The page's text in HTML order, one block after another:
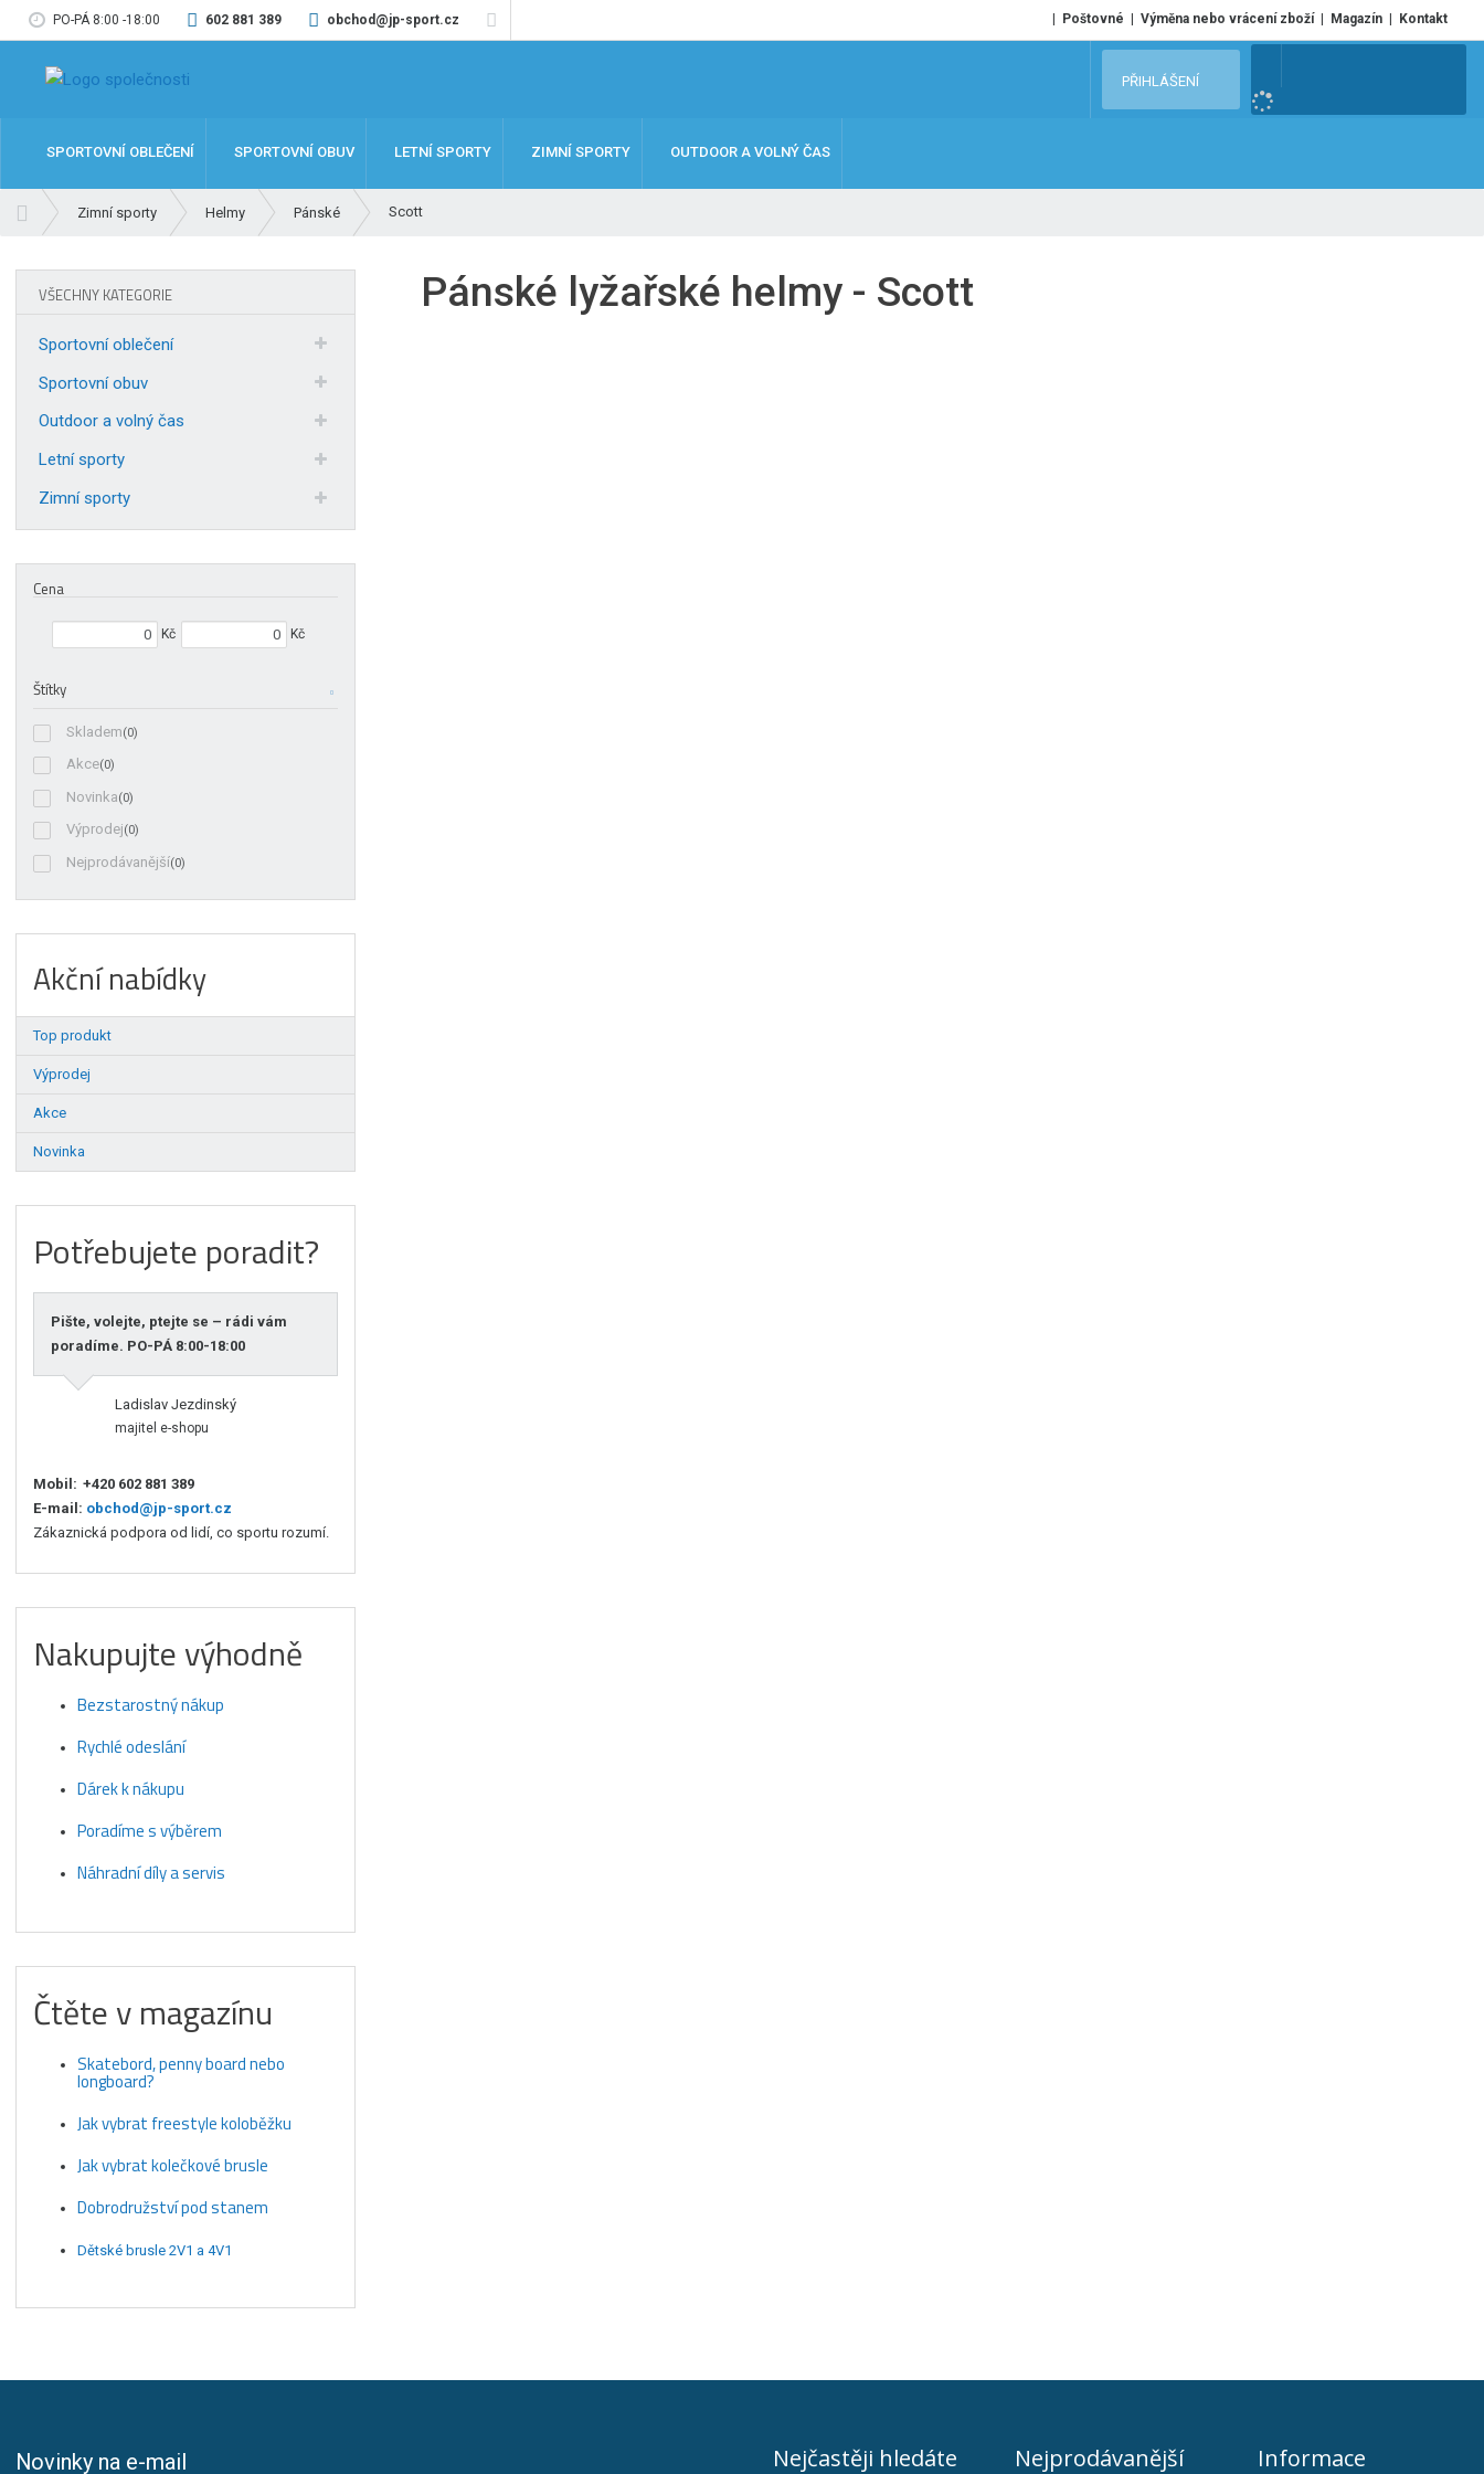
PO-PÁ 8:00 -18:00 602 881 389 obchod@jp-sport.cz Poštovné Výměna nebo vrácení zboží Magazín Kontakt
e
PŘIHLÁŠENÍ
SPORTOVNÍ OBLEČENÍ SPORTOVNÍ OBUV LETNÍ SPORTY ZIMNÍ SPORTY OUTDOOR A VOLNÝ ČAS
Zimní sporty Helmy Pánské Scott
Pánské lyžařské helmy - Scott
VŠECHNY KATEGORIE
Sportovní oblečení
Sportovní obuv
Outdoor a volný čas
Letní sporty
Zimní sporty
Cena
Kč Kč
Štítky
Skladem(0)
Akce(0)
Novinka(0)
Výprodej(0)
Nejprodávanější(0)
Akční nabídky
Top produkt
Výprodej
Akce
Novinka
Potřebujete poradit?
Pište, volejte, ptejte se – rádi vám
poradíme. PO-PÁ 8:00-18:00
Ladislav Jezdinský
majitel e-shopu
Mobil: +420 602 881 389
E-mail: obchod@jp-sport.cz
Zákaznická podpora od lidí, co sportu rozumí.
Nakupujte výhodně
Bezstarostný nákup
Rychlé odeslání
Dárek k nákupu
Poradíme s výběrem
Náhradní díly a servis
Čtěte v magazínu
Skatebord, penny board nebo
longboard?
Jak vybrat freestyle koloběžku
Jak vybrat kolečkové brusle
Dobrodružství pod stanem
Dětské brusle 2V1 a 4V1
Novinky na e-mail Nejčastěji hledáte Nejprodávanější Informace